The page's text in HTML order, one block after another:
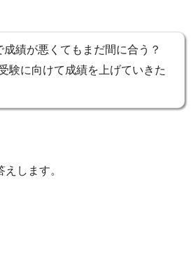
成績が悪くてもまだ間に合う？
験に向けて成績を上げていきた
します。